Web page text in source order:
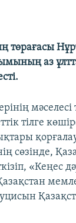
төрағасы
аз
тілге
сөзінде,
«Кеңес